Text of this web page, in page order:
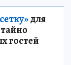
для
гостей